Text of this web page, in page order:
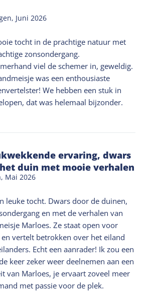
der Nähe des Schildes „Hier
Sie im Ort Oosterend aus. Von
30 Minuten Fußweg entlang
Anreise mit dem Fahrrad oder
Benötigen Sie eine
statt eines Taxis? Bitte
Startzeit da sein.
ist bis 24 Stunden im Voraus
Regen ist eine Stornierung
möglich.
nicht gern läuft, macht das
begeisterte Jugendliche im
mit dem Fahrrad zurück nach West
einen starken Gegenwind, aber ich
Juni 2026
tocht in de prachtige natuur met
zonsondergang.
viel de schemer in, geweldig.
was een enthousiaste
We hebben een stuk in
dat was helemaal bijzonder.
ervaring, dwars
duin met mooie verhalen
Mai 2026
leuke tocht. Dwars door de duinen,
en met de verhalen van
Marloes. Ze staat open voor
en vertelt betrokken over het eiland
Echt een aanrader! Ik zou een
keer zeker weer deelnemen aan een
van Marloes, je ervaart zoveel meer
met passie voor de plek.